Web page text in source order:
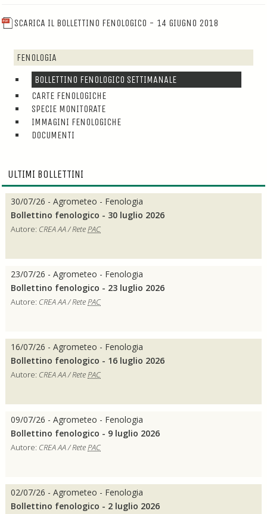
SCARICA IL BOLLETTINO FENOLOGICO - 14 GIUGNO 2018
FENOLOGIA
BOLLETTINO FENOLOGICO SETTIMANALE
CARTE FENOLOGICHE
SPECIE MONITORATE
IMMAGINI FENOLOGICHE
DOCUMENTI
ULTIMI BOLLETTINI
30/07/26 - Agrometeo - Fenologia
Bollettino fenologico - 30 luglio 2026
Autore: CREA AA / RetePAC
23/07/26 - Agrometeo - Fenologia
Bollettino fenologico - 23 luglio 2026
Autore: CREA AA / RetePAC
16/07/26 - Agrometeo - Fenologia
Bollettino fenologico - 16 luglio 2026
Autore: CREA AA / RetePAC
09/07/26 - Agrometeo - Fenologia
Bollettino fenologico - 9 luglio 2026
Autore: CREA AA / RetePAC
02/07/26 - Agrometeo - Fenologia
Bollettino fenologico - 2 luglio 2026